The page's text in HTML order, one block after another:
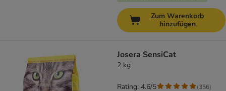
Zum Warenkorb
hinzufügen
Josera SensiCat
2 kg
Rating: 4.6/5 (356)